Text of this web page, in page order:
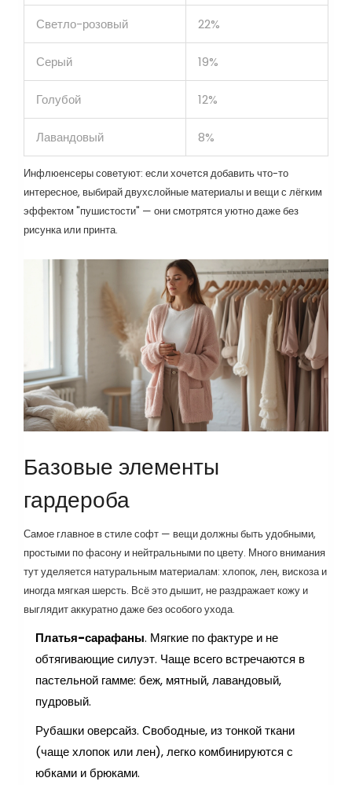
Светло-розовый 22%
Серый 19%
Голубой 12%
Лавандовый 8%
Инфлюенсеры советуют: если хочется добавить что-то
интересное, выбирай двухслойные материалы и вещи с лёгким
эффектом "пушистости" — они смотрятся уютно даже без
рисунка или принта.
Базовые элементы
гардероба
Самое главное в стиле софт — вещи должны быть удобными,
простыми по фасону и нейтральными по цвету. Много внимания
тут уделяется натуральным материалам: хлопок, лен, вискоза и
иногда мягкая шерсть. Всё это дышит, не раздражает кожу и
выглядит аккуратно даже без особого ухода.
Платья-сарафаны. Мягкие по фактуре и не
обтягивающие силуэт. Чаще всего встречаются в
пастельной гамме: беж, мятный, лавандовый,
пудровый.
Рубашки оверсайз. Свободные, из тонкой ткани
(чаще хлопок или лен), легко комбинируются с
юбками и брюками.